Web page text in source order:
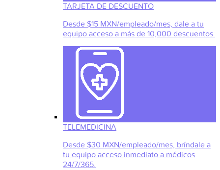
TARJETA DE DESCUENTO
Desde $15 MXN/empleado/mes, dale a tu
equipo acceso a más de 10,000 descuentos.
TELEMEDICINA
Desde $30 MXN/empleado/mes, bríndale a
tu equipo acceso inmediato a médicos
24/7/365.